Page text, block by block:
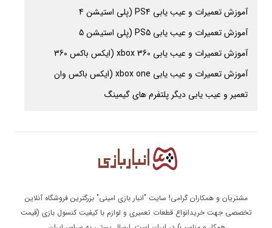
آموزش تعمیرات و عیب یابی PS4 (پلی استیشن 4
آموزش تعمیرات و عیب یابی PS5 (پلی استیشن 5
آموزش تعمیرات و عیب یابی xbox 360 (ایکس باکس 360
آموزش تعمیرات و عیب یابی xbox one (ایکس باکس وان
تعمیر و عیب یابی دیگر پلتفرم های گیمینگ
مشتریان و همکاران گرامی! سایت "انبار بازی امینی" بزرگترین فروشگاه آنلاین
تخصصی جهت خریدانواع قطعات تعمیری و لوازم با کیفیت کنسول بازی (قیمت